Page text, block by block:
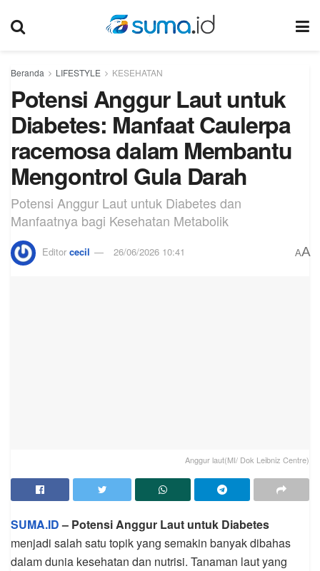
Beranda LIFESTYLE KESEHATAN
Potensi Anggur Laut untuk
Diabetes: Manfaat Caulerpa
racemosa dalam Membantu
Mengontrol Gula Darah
Potensi Anggur Laut untuk Diabetes dan
Manfaatnya bagi Kesehatan Metabolik
Editor cecil 26/06/2026 10:41 AA
Anggur laut(MI/ Dok Leibniz Centre)
SUMA.ID– Potensi Anggur Laut untuk Diabetes
menjadi salah satu topik yang semakin banyak dibahas
dalam dunia kesehatan dan nutrisi. Tanaman laut yang